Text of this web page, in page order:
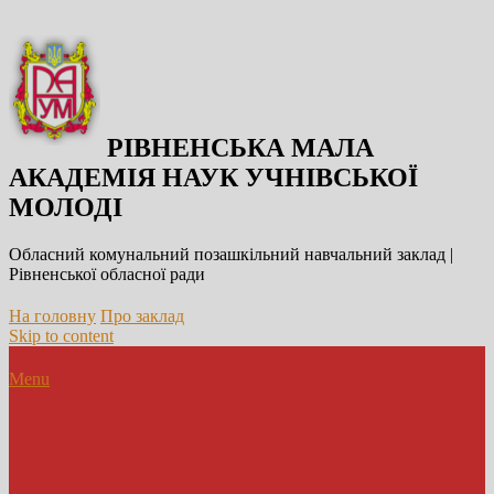
РІВНЕНСЬКА МАЛА
АКАДЕМІЯ НАУК УЧНІВСЬКОЇ
МОЛОДІ
Обласний комунальний позашкільний навчальний заклад |
Рівненської обласної ради
На головну Про заклад
Skip to content
Menu